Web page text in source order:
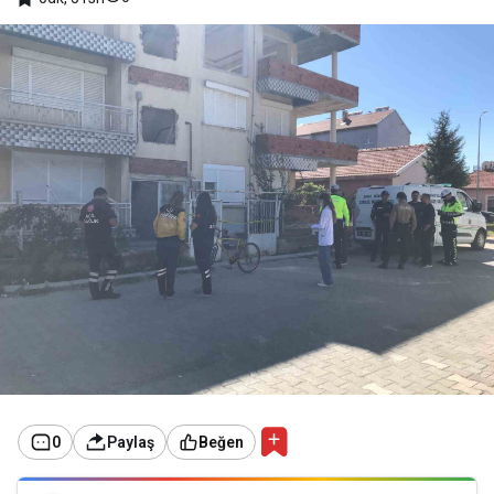
0 Paylaş Beğen